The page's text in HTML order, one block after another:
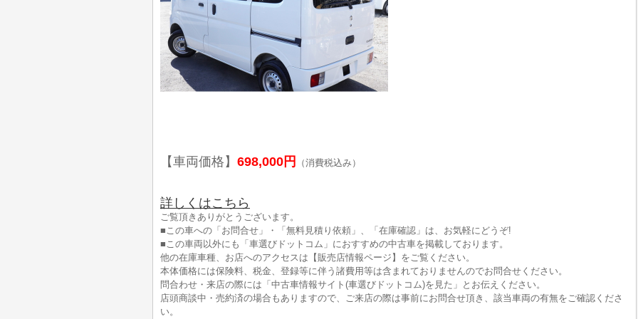
【車両価格】 698,000円 （消費税込み）
詳しくはこちら
ご覧頂きありがとうございます。
■この車への「お問合せ」・「無料見積り依頼」、「在庫確認」は、お気軽にどうぞ!
■この車両以外にも「車選びドットコム」におすすめの中古車を掲載しております。
他の在庫車種、お店へのアクセスは【販売店情報ページ】をご覧ください。
本体価格には保険料、税金、登録等に伴う諸費用等は含まれておりませんのでお問合せください。
問合わせ・来店の際には「中古車情報サイト(車選びドットコム)を見た」とお伝えください。
店頭商談中・売約済の場合もありますので、ご来店の際は事前にお問合せ頂き、該当車両の有無をご確認くださ
い。